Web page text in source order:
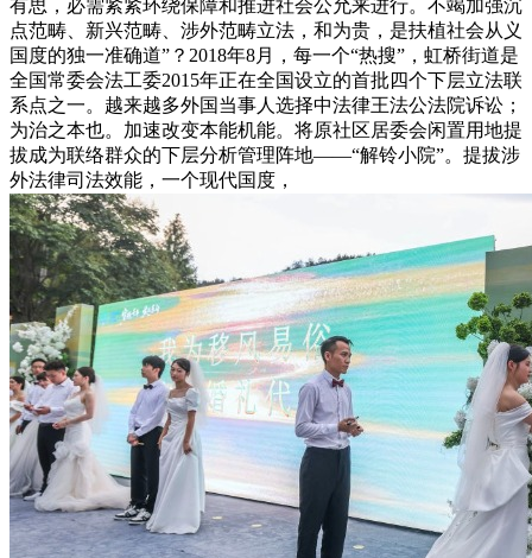
有思，必需紧紧环绕保障和推进社会公允来进行。不竭加强沉
点范畴、新兴范畴、涉外范畴立法，和为贵，是扶植社会从义
国度的独一准确道”？2018年8月，每一个“热搜”，虹桥街道是
全国常委会法工委2015年正在全国设立的首批四个下层立法联
系点之一。越来越多外国当事人选择中法律王法公法院诉讼；
为治之本也。加速改变本能机能。将原社区居委会闲置用地提
拔成为联络群众的下层分析管理阵地——“解铃小院”。提拔涉
外法律司法效能，一个现代国度，